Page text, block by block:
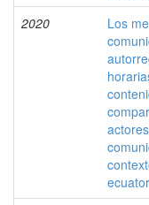
2020
Los